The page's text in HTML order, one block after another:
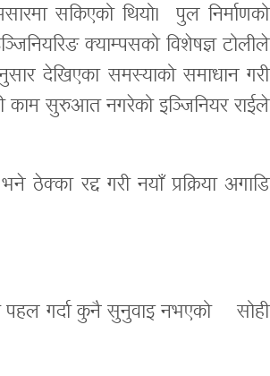
सकिएको थियो। पुल निर्माणको
क्याम्पसको विशेषज्ञ टोलीले
देखिएका समस्याको समाधान गरी
काम सुरुआत नगरेको इञ्जिनियर राईले
रद्द गरी नयाँ प्रक्रिया अगाडि
पहल गर्दा कुनै सुनुवाइ नभएको सोही